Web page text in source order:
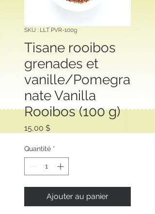
SKU : LLT PVR-100g
Tisane rooibos
grenades et
vanille/Pomegra
nate Vanilla
Rooibos (100 g)
15,00 $Prix
Quantité *
Ajouter au panier